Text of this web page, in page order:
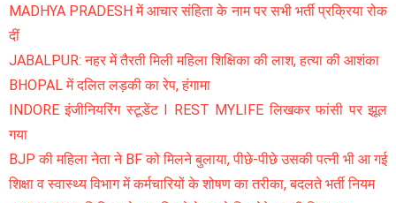
MADHYA PRADESH में आचार संहिता के नाम पर सभी भर्ती प्रक्रिया रोक
दीं
JABALPUR: नहर में तैरती मिली महिला शिक्षिका की लाश, हत्या की आशंका
BHOPAL में दलित लड़की का रेप, हंगामा
INDORE इंजीनियरिंग स्टूडेंट I REST MYLIFE लिखकर फांसी पर झूल
गया
BJP की महिला नेता ने BF को मिलने बुलाया, पीछे-पीछे उसकी पत्नी भी आ गई
शिक्षा व स्वास्थ्य विभाग में कर्मचारियों के शोषण का तरीका, बदलते भर्ती नियम